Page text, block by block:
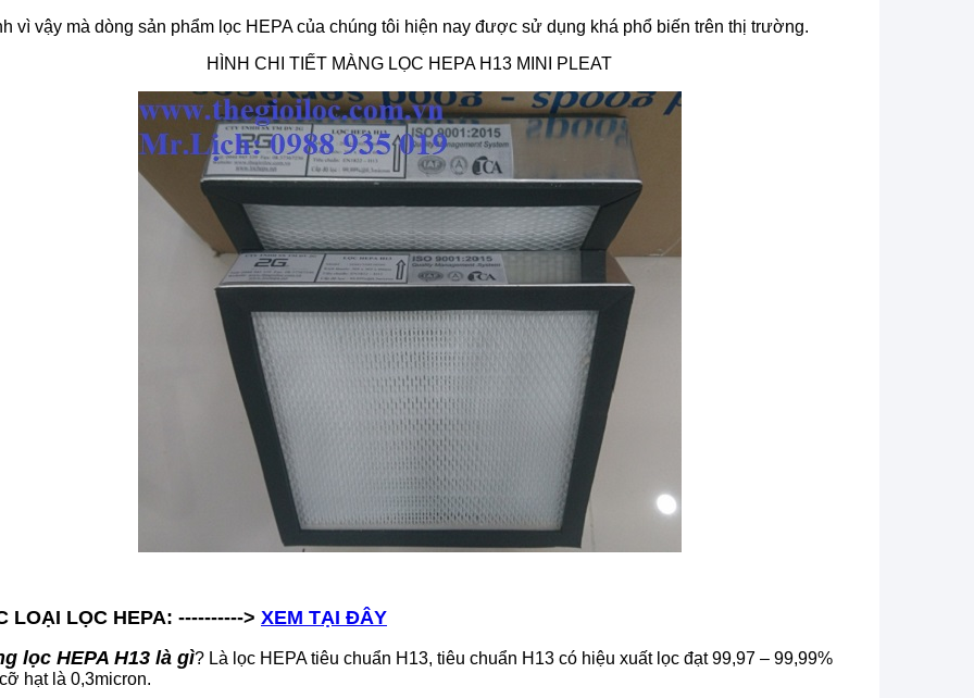
vì vậy mà dòng sản phẩm lọc HEPA của chúng tôi hiện nay được sử dụng khá phổ biến trên thị trường.
HÌNH CHI TIẾT MÀNG LỌC HEPA H13 MINI PLEAT
LOẠI LỌC HEPA: ----------> XEM TẠI ĐÂY
lọc HEPA H13 là gì? Là lọc HEPA tiêu chuẩn H13, tiêu chuẩn H13 có hiệu xuất lọc đạt 99,97 – 99,99%
hạt là 0,3micron.